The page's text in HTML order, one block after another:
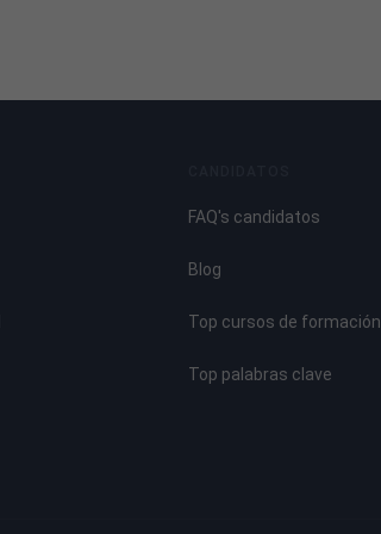
FAQ's candidatos
Blog
Top cursos de formación
Top palabras clave